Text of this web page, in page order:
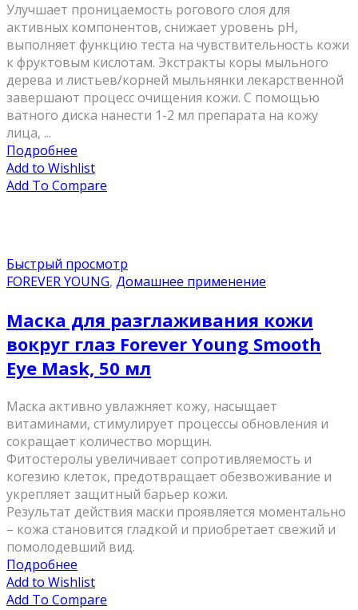
Улучшает проницаемость рогового слоя для
активных компонентов, снижает уровень рН,
выполняет функцию теста на чувствительность кожи
к фруктовым кислотам. Экстракты коры мыльного
дерева и листьев/корней мыльнянки лекарственной
завершают процесс очищения кожи. С помощью
ватного диска нанести 1-2 мл препарата на кожу
лица, ...
Подробнее
Add to Wishlist
Add To Compare
Быстрый просмотр
FOREVER YOUNG, Домашнее применение
Маска для разглаживания кожи
вокруг глаз Forever Young Smooth
Eye Mask, 50 мл
Маска активно увлажняет кожу, насыщает
витаминами, стимулирует процессы обновления и
сокращает количество морщин.
Фитостеролы увеличивает сопротивляемость и
когезию клеток, предотвращает обезвоживание и
укрепляет защитный барьер кожи.
Результат действия маски проявляется моментально
– кожа становится гладкой и приобретает свежий и
помолодевший вид.
Подробнее
Add to Wishlist
Add To Compare